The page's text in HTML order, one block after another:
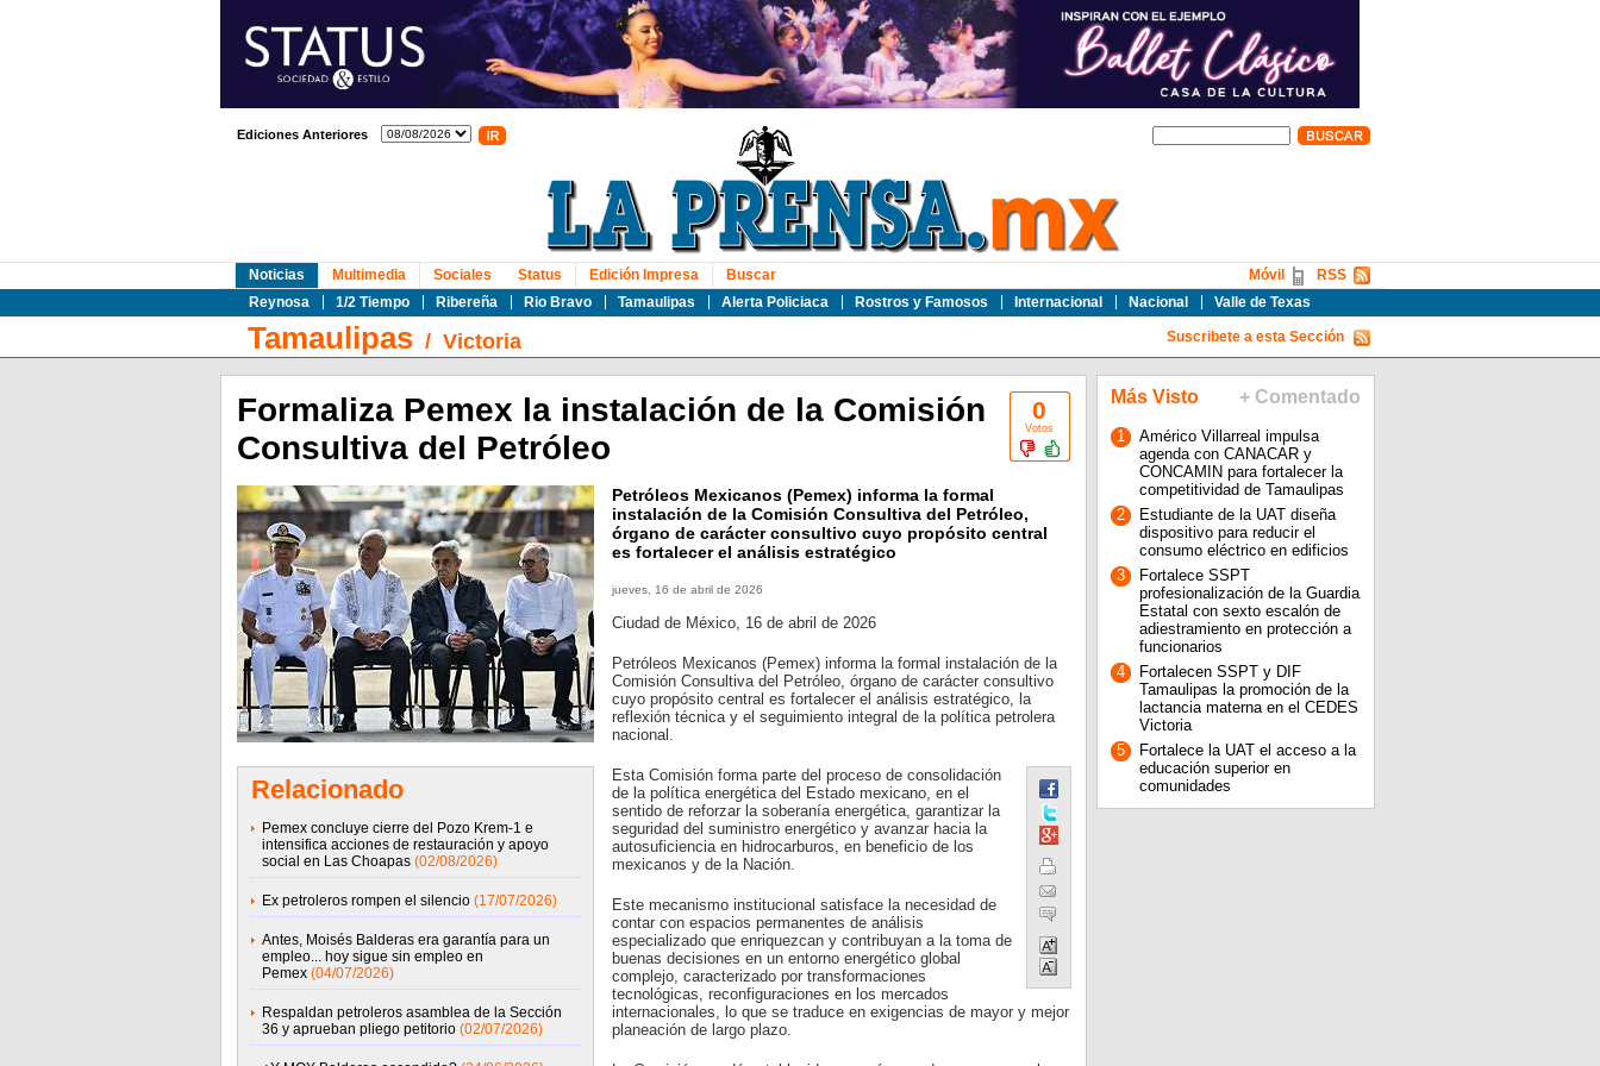
Ediciones Anteriores
Noticias
Reynosa
1/2 Tiempo Ribereña Rio Bravo Tamaulipas Alerta Policiaca Rostros y Famosos Internacional Nacional Valle de Texas
Multimedia Sociales Status Edición Impresa Buscar RSS
Móvil
Tamaulipas/ Victoria Suscribete a esta Sección
0
Votos
Formaliza Pemex la instalación de la Comisión
Consultiva del Petróleo
Relacionado
Pemex concluye cierre del Pozo Krem-1 e
intensifica acciones de restauración y apoyo
social en Las Choapas (02/08/2026)
Ex petroleros rompen el silencio (17/07/2026)
Antes, Moisés Balderas era garantía para un
empleo... hoy sigue sin empleo en
Pemex (04/07/2026)
Respaldan petroleros asamblea de la Sección
36 y aprueban pliego petitorio (02/07/2026)
Petróleos Mexicanos (Pemex) informa la formal
instalación de la Comisión Consultiva del Petróleo,
órgano de carácter consultivo cuyo propósito central
es fortalecer el análisis estratégico
jueves, 16 de abril de 2026
Ciudad de México, 16 de abril de 2026
Petróleos Mexicanos (Pemex) informa la formal instalación de la
Comisión Consultiva del Petróleo, órgano de carácter consultivo
cuyo propósito central es fortalecer el análisis estratégico, la
reflexión técnica y el seguimiento integral de la política petrolera
nacional.
Esta Comisión forma parte del proceso de consolidación
de la política energética del Estado mexicano, en el
sentido de reforzar la soberanía energética, garantizar la
seguridad del suministro energético y avanzar hacia la
autosuficiencia en hidrocarburos, en beneficio de los
mexicanos y de la Nación.
Este mecanismo institucional satisface la necesidad de
contar con espacios permanentes de análisis
especializado que enriquezcan y contribuyan a la toma de
buenas decisiones en un entorno energético global
complejo, caracterizado por transformaciones
tecnológicas, reconfiguraciones en los mercados
internacionales, lo que se traduce en exigencias de mayor y mejor
planeación de largo plazo.
Más Visto + Comentado
1
Américo Villarreal impulsa
agenda con CANACAR y
CONCAMIN para fortalecer la
competitividad de Tamaulipas
2
Estudiante de la UAT diseña
dispositivo para reducir el
consumo eléctrico en edificios
3
Fortalece SSPT
profesionalización de la Guardia
Estatal con sexto escalón de
adiestramiento en protección a
funcionarios
4
Fortalecen SSPT y DIF
Tamaulipas la promoción de la
lactancia materna en el CEDES
Victoria
5
Fortalece la UAT el acceso a la
educación superior en
comunidades